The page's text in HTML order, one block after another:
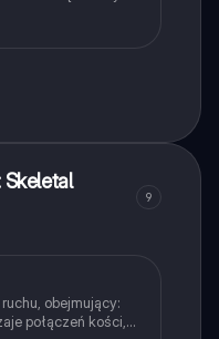
układu
dla uczniów
Skeletal
9
obejmujący:
połączeń kości,